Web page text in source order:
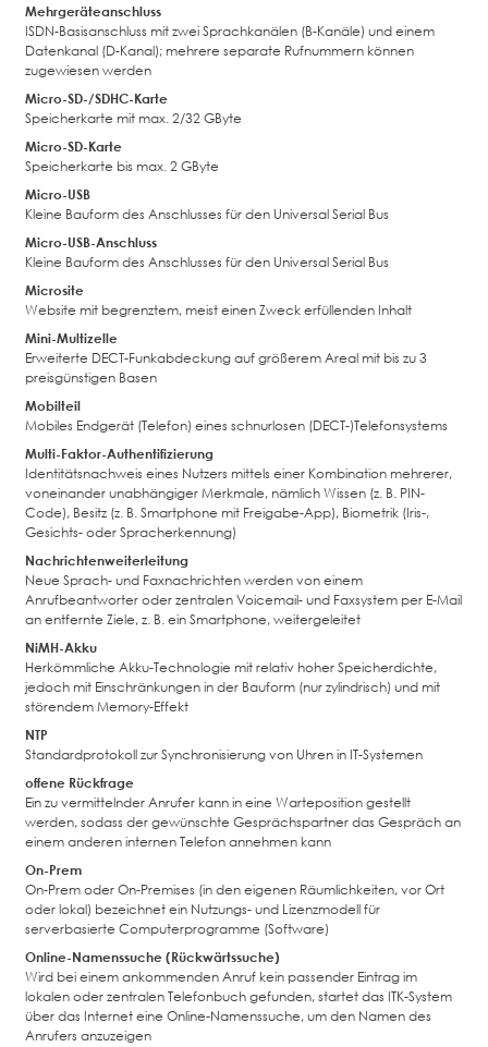
Mehrgeräteanschluss
ISDN-Basisanschluss mit zwei Sprachkanälen (B-Kanäle) und einem
Datenkanal (D-Kanal); mehrere separate Rufnummern können
zugewiesen werden
Micro-SD-/SDHC-Karte
Speicherkarte mit max. 2/32 GByte
Micro-SD-Karte
Speicherkarte bis max. 2 GByte
Micro-USB
Kleine Bauform des Anschlusses für den Universal Serial Bus
Micro-USB-Anschluss
Kleine Bauform des Anschlusses für den Universal Serial Bus
Microsite
Website mit begrenztem, meist einen Zweck erfüllenden Inhalt
Mini-Multizelle
Erweiterte DECT-Funkabdeckung auf größerem Areal mit bis zu 3
preisgünstigen Basen
Mobilteil
Mobiles Endgerät (Telefon) eines schnurlosen (DECT-)Telefonsystems
Multi-Faktor-Authentifizierung
Identitätsnachweis eines Nutzers mittels einer Kombination mehrerer,
voneinander unabhängiger Merkmale, nämlich Wissen (z. B. PIN-
Code), Besitz (z. B. Smartphone mit Freigabe-App), Biometrik (Iris-,
Gesichts- oder Spracherkennung)
Nachrichtenweiterleitung
Neue Sprach- und Faxnachrichten werden von einem
Anrufbeantworter oder zentralen Voicemail- und Faxsystem per E-Mail
an entfernte Ziele, z. B. ein Smartphone, weitergeleitet
NiMH-Akku
Herkömmliche Akku-Technologie mit relativ hoher Speicherdichte,
jedoch mit Einschränkungen in der Bauform (nur zylindrisch) und mit
störendem Memory-Effekt
NTP
Standardprotokoll zur Synchronisierung von Uhren in IT-Systemen
offene Rückfrage
Ein zu vermittelnder Anrufer kann in eine Warteposition gestellt
werden, sodass der gewünschte Gesprächspartner das Gespräch an
einem anderen internen Telefon annehmen kann
On-Prem
On-Prem oder On-Premises (in den eigenen Räumlichkeiten, vor Ort
oder lokal) bezeichnet ein Nutzungs- und Lizenzmodell für
serverbasierte Computerprogramme (Software)
Online-Namenssuche (Rückwärtssuche)
Wird bei einem ankommenden Anruf kein passender Eintrag im
lokalen oder zentralen Telefonbuch gefunden, startet das ITK-System
über das Internet eine Online-Namenssuche, um den Namen des
Anrufers anzuzeigen